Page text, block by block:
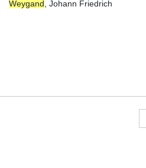
Weygand , Johann Friedrich